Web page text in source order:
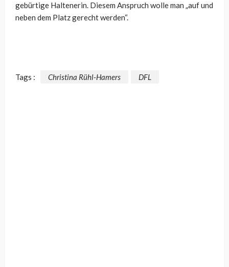
gebürtige Haltenerin. Diesem Anspruch wolle man „auf und
neben dem Platz gerecht werden“.
Tags : Christina Rühl-Hamers DFL